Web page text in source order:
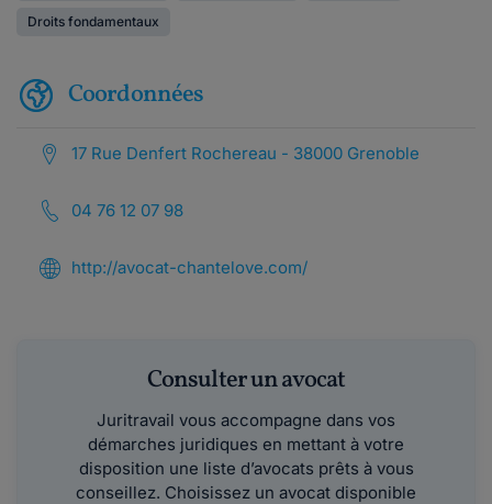
Droits fondamentaux
Coordonnées
17 Rue Denfert Rochereau - 38000 Grenoble
04 76 12 07 98
http://avocat-chantelove.com/
Consulter un avocat
Juritravail vous accompagne dans vos
démarches juridiques en mettant à votre
disposition une liste d’avocats prêts à vous
conseillez. Choisissez un avocat disponible